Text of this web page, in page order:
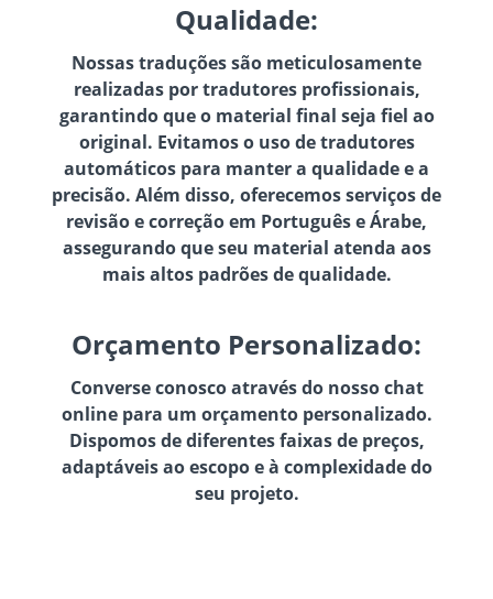
Qualidade:
Nossas traduções são meticulosamente
realizadas por tradutores profissionais,
garantindo que o material final seja fiel ao
original. Evitamos o uso de tradutores
automáticos para manter a qualidade e a
precisão. Além disso, oferecemos serviços de
revisão e correção em Português e Árabe,
assegurando que seu material atenda aos
mais altos padrões de qualidade.
Orçamento Personalizado:
Converse conosco através do nosso chat
online para um orçamento personalizado.
Dispomos de diferentes faixas de preços,
adaptáveis ao escopo e à complexidade do
seu projeto.